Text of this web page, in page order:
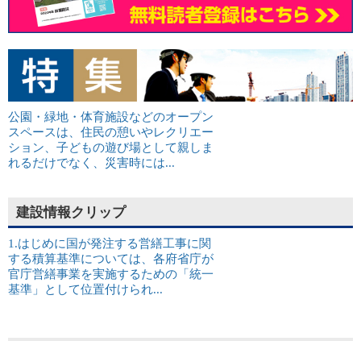
公園・緑地・体育施設などのオープン
スペースは、住民の憩いやレクリエー
ション、子どもの遊び場として親しま
れるだけでなく、災害時には...
建設情報クリップ
1.はじめに国が発注する営繕工事に関
する積算基準については、各府省庁が
官庁営繕事業を実施するための「統一
基準」として位置付けられ...